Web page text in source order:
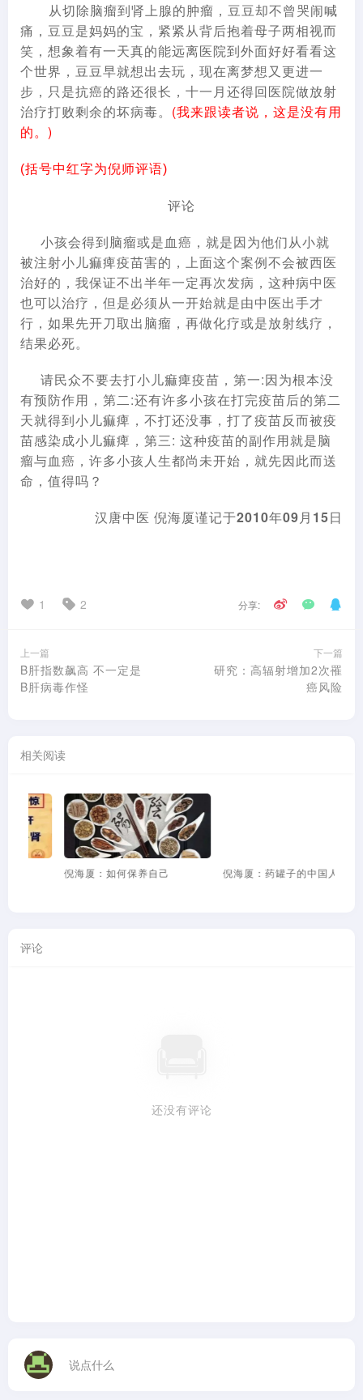
从切除脑瘤到肾上腺的肿瘤，豆豆却不曾哭闹喊
痛，豆豆是妈妈的宝，紧紧从背后抱着母子两相视而
笑，想象着有一天真的能远离医院到外面好好看看这
个世界，豆豆早就想出去玩，现在离梦想又更进一
步，只是抗癌的路还很长，十一月还得回医院做放射
治疗打败剩余的坏病毒。 (我来跟读者说，这是没有用
的。)
(括号中红字为倪师评语)
评论
小孩会得到脑瘤或是血癌，就是因为他们从小就
被注射小儿痲痺疫苗害的，上面这个案例不会被西医
治好的，我保证不出半年一定再次发病，这种病中医
也可以治疗，但是必须从一开始就是由中医出手才
行，如果先开刀取出脑瘤，再做化疗或是放射线疗，
结果必死。
请民众不要去打小儿痲痺疫苗，第一:因为根本没
有预防作用，第二:还有许多小孩在打完疫苗后的第二
天就得到小儿痲痺，不打还没事，打了疫苗反而被疫
苗感染成小儿痲痺，第三: 这种疫苗的副作用就是脑
瘤与血癌，许多小孩人生都尚未开始，就先因此而送
命，值得吗？
汉唐中医 倪海厦谨记于2010年09月15日
1 2 分享:
上一篇
B肝指数飙高 不一定是
B肝病毒作怪
下一篇
研究：高辐射增加2次罹
癌风险
相关阅读
倪海厦：药罐子的中国人
倪海厦：愚蠢又无知的
评论
还没有评论
说点什么